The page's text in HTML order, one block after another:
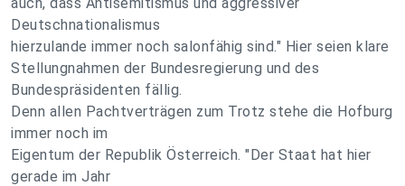
Deutschnationalismus
hierzulande immer noch salonfähig sind." Hier seien klare
Stellungnahmen der Bundesregierung und des
Bundespräsidenten fällig.
Denn allen Pachtverträgen zum Trotz stehe die Hofburg
immer noch im
Eigentum der Republik Österreich. "Der Staat hat hier
gerade im Jahr